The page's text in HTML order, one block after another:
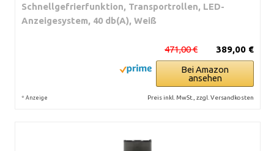
Schnellgefrierfunktion, Transportrollen, LED-
Anzeigesystem, 40 db(A), Weiß
389,00 €
471,00 €
Bei Amazon
ansehen
* Anzeige Preis inkl. MwSt., zzgl. Versandkosten